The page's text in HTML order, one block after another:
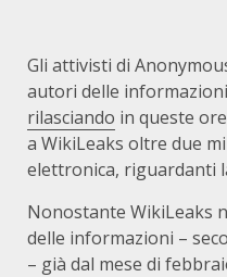
Gli attivisti di
autori delle
rilasciando in queste
a WikiLeaks oltre due
elettronica, riguardanti
Nonostante WikiLeaks
delle informazioni –
– già dal mese di